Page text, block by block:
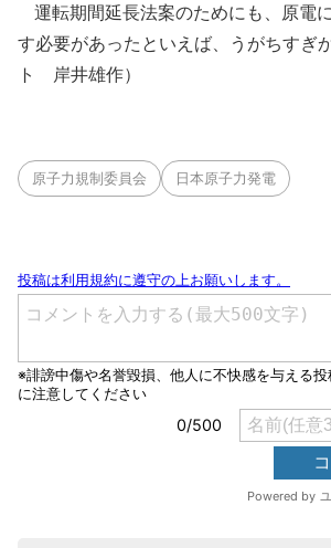
運転期間延長法案のためにも、原電
す必要があったといえば、うがちすぎ
ト 岸井雄作）
原子力規制委員会 日本原子力発電